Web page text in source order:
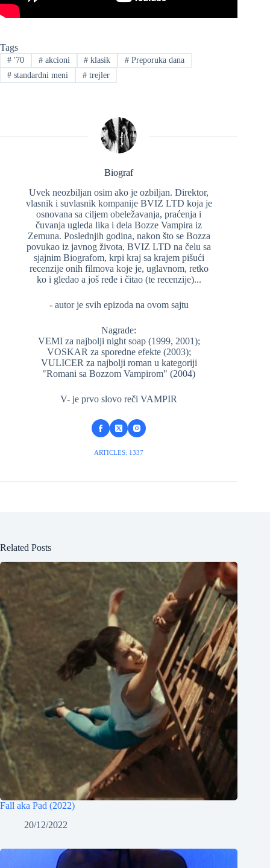
Tags
#'70 #akcioni # klasik # Preporuka dana
#standardni meni #trejler
Biograf
Uvek neozbiljan osim ako je ozbiljan. Direktor,
vlasnik i suvlasnik kompanije BVIZ LTD koja je
osnovana sa ciljem obeležavanja, praćenja i
čuvanja ugleda lika i dela Bozze Vampira iz
Zemuna. Poslednjih godina, nakon što se Bozza
povukao iz javnog života, BVIZ LTD na čelu sa
sjajnim Biografom, krpi kraj sa krajem pišući
recenzije onih filmova koje je, uglavnom, retko
ko i gledao a još ređe i čitao (te recenzije)...
- autor je svih epizoda na ovom sajtu
Nagrade:
VEMI za najbolji night soap (1999, 2001);
VOSKAR za sporedne efekte (2003);
VULICER za najbolji roman u kategoriji
"Romani sa Bozzom Vampirom" (2004)
V- je prvo slovo reči VAMPIR
ARTICLES: 1337
Related Posts
Fall aka Pad (2022)
20/12/2022